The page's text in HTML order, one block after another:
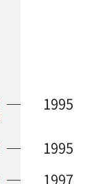
1995
1995
1997